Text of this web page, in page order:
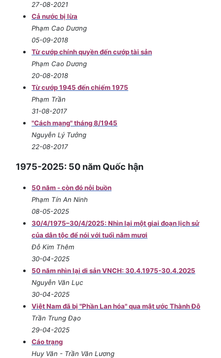
27-08-2021
Cả nước bị lừa
Phạm Cao Dương
05-09-2018
Từ cướp chính quyền đến cướp tài sản
Phạm Cao Dương
20-08-2018
Từ cướp 1945 đến chiếm 1975
Phạm Trần
31-08-2017
"Cách mạng" tháng 8/1945
Nguyễn Lý Tưởng
22-08-2017
1975-2025: 50 năm Quốc hận
50 năm - còn đó nỗi buồn
Phạm Tín An Ninh
08-05-2025
30/4/1975–30/4/2025: Nhìn lại một giai đoạn lịch sử
của dân tộc để nói với tuổi năm mươi
Đỗ Kim Thêm
30-04-2025
50 năm nhìn lại di sản VNCH: 30.4.1975-30.4.2025
Nguyễn Văn Lục
30-04-2025
Việt Nam đã bị "Phần Lan hóa" qua mật ước Thành Đô
Trần Trung Đạo
29-04-2025
Cáo trạng
Huy Văn - Trần Văn Lương